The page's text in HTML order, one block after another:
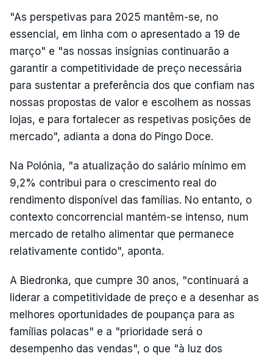
"As perspetivas para 2025 mantêm-se, no
essencial, em linha com o apresentado a 19 de
março" e "as nossas insígnias continuarão a
garantir a competitividade de preço necessária
para sustentar a preferência dos que confiam nas
nossas propostas de valor e escolhem as nossas
lojas, e para fortalecer as respetivas posições de
mercado", adianta a dona do Pingo Doce.
Na Polónia, "a atualização do salário mínimo em
9,2% contribui para o crescimento real do
rendimento disponível das famílias. No entanto, o
contexto concorrencial mantém-se intenso, num
mercado de retalho alimentar que permanece
relativamente contido", aponta.
A Biedronka, que cumpre 30 anos, "continuará a
liderar a competitividade de preço e a desenhar as
melhores oportunidades de poupança para as
famílias polacas" e a "prioridade será o
desempenho das vendas", o que "à luz dos